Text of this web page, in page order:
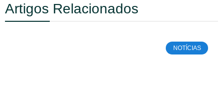
Artigos Relacionados
NOTÍCIAS